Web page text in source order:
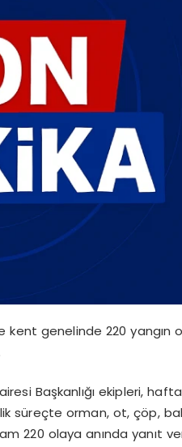
genelinde 220 yangın
Başkanlığı ekipleri,
süreçte orman, ot, çöp,
220 olaya anında yanıt